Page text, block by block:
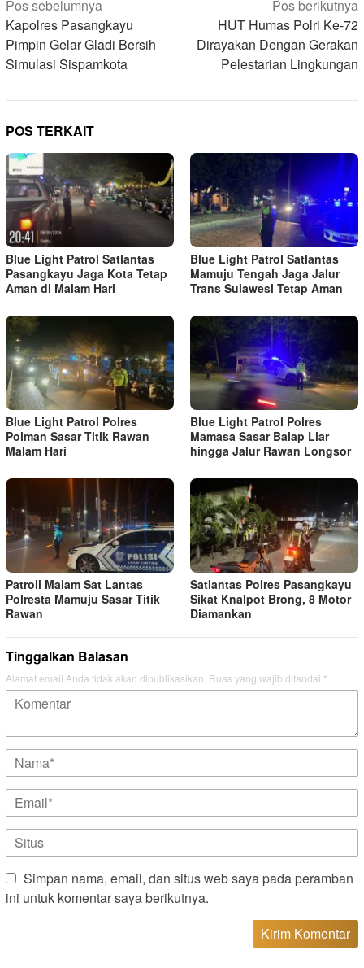
Navigasi
pos
Pos sebelumnya
Kapolres Pasangkayu
Pimpin Gelar Gladi Bersih
Simulasi Sispamkota
Pos berikutnya
HUT Humas Polri Ke-72
Dirayakan Dengan Gerakan
Pelestarian Lingkungan
POS TERKAIT
Blue Light Patrol Satlantas
Pasangkayu Jaga Kota Tetap
Aman di Malam Hari
Blue Light Patrol Satlantas
Mamuju Tengah Jaga Jalur
Trans Sulawesi Tetap Aman
Blue Light Patrol Polres
Polman Sasar Titik Rawan
Malam Hari
Blue Light Patrol Polres
Mamasa Sasar Balap Liar
hingga Jalur Rawan Longsor
Patroli Malam Sat Lantas
Polresta Mamuju Sasar Titik
Rawan
Satlantas Polres Pasangkayu
Sikat Knalpot Brong, 8 Motor
Diamankan
Tinggalkan Balasan
Alamat email Anda tidak akan dipublikasikan. Ruas yang wajib ditandai *
Simpan nama, email, dan situs web saya pada peramban
ini untuk komentar saya berikutnya.